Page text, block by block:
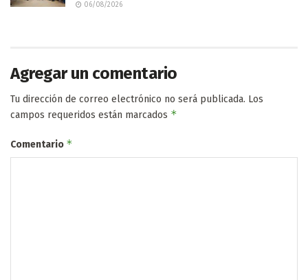
06/08/2026
Agregar un comentario
Tu dirección de correo electrónico no será publicada. Los
campos requeridos están marcados *
Comentario *